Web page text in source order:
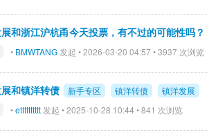
和浙江沪杭甬今天投票，有不过的可能性吗？
• BMWTANG 发起 • 2026-03-20 04:57 • 3937 次浏览
和镇洋转债 新手专区 镇洋转债 镇洋发展
•etttttttttt 发起 • 2025-10-28 10:44 • 841 次浏览